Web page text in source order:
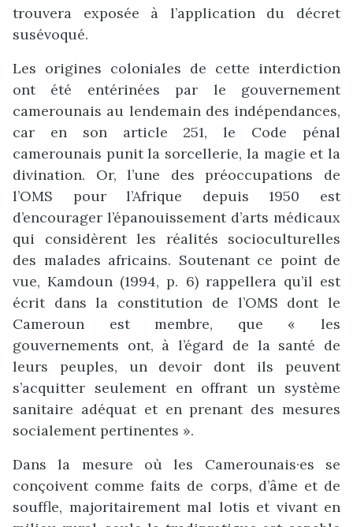
trouvera exposée à l’application du décret
susévoqué.
Les origines coloniales de cette interdiction
ont été entérinées par le gouvernement
camerounais au lendemain des indépendances,
car en son article 251, le Code pénal
camerounais punit la sorcellerie, la magie et la
divination. Or, l’une des préoccupations de
l’OMS pour l’Afrique depuis 1950 est
d’encourager l’épanouissement d’arts médicaux
qui considèrent les réalités socioculturelles
des malades africains. Soutenant ce point de
vue, Kamdoun (1994, p. 6) rappellera qu’il est
écrit dans la constitution de l’OMS dont le
Cameroun est membre, que « les
gouvernements ont, à l’égard de la santé de
leurs peuples, un devoir dont ils peuvent
s’acquitter seulement en offrant un système
sanitaire adéquat et en prenant des mesures
socialement pertinentes ».
Dans la mesure où les Camerounais·es se
conçoivent comme faits de corps, d’âme et de
souffle, majoritairement mal lotis et vivant en